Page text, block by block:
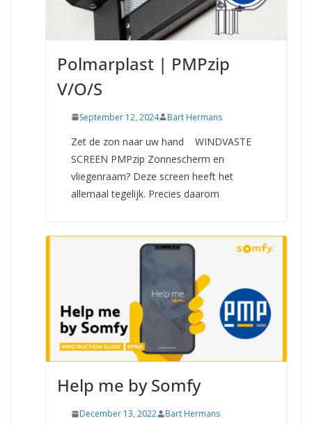
Polmarplast | PMPzip
V/O/S
September 12, 2024 Bart Hermans
Zet de zon naar uw hand WINDVASTE
SCREEN PMPzip Zonnescherm en
vliegenraam? Deze screen heeft het
allemaal tegelijk. Precies daarom
Help me by Somfy
December 13, 2022 Bart Hermans